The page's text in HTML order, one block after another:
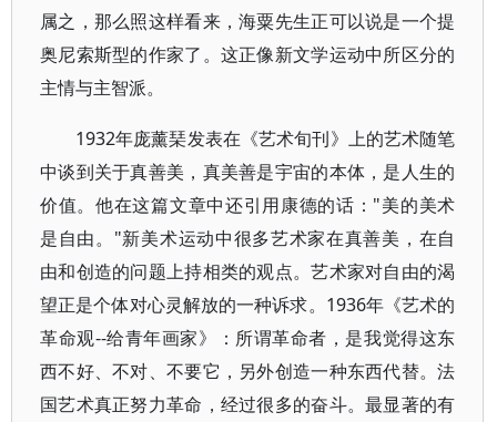
属之，那么照这样看来，海粟先生正可以说是一个提
奥尼索斯型的作家了。这正像新文学运动中所区分的
主情与主智派。
1932年庞薰琹发表在《艺术旬刊》上的艺术随笔
中谈到关于真善美，真美善是宇宙的本体，是人生的
价值。他在这篇文章中还引用康德的话："美的美术
是自由。"新美术运动中很多艺术家在真善美，在自
由和创造的问题上持相类的观点。艺术家对自由的渴
望正是个体对心灵解放的一种诉求。1936年《艺术的
革命观--给青年画家》：所谓革命者，是我觉得这东
西不好、不对、不要它，另外创造一种东西代替。法
国艺术真正努力革命，经过很多的奋斗。最显著的有